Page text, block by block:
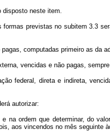
neste item.
previstas no subitem 3.3
computadas primeiro as da
vencidas e não pagas,
direta e indireta,
autorizar:
que determinar, do
aos vincendos no mês seguinte